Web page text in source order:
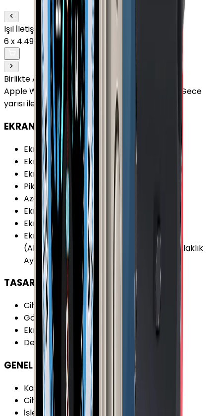
Işıl İletişim
6.3
6x 4.499,83 TL26.999 TL
Birlikte Al
En Çok Eşleştirilen
Apple Watch Series 9 Alüminyum 45mm GPS Gece
yarısı ile uyumludur.
EKRAN
Ekran: Var
Ekran Boyutu
1.9 inç
Ekran Çözünürlüğü
396x484 piksel
Piksel Yoğunluğu : 326 PPI
Azami Parlaklık : 2000 nit
Ekran Renk Sayısı:
Ekran Teknolojisi : LTPO OLED
Ekran Özellikleri :Dokunmatik Sürekli Açık
(Always-On) Ion-X Cam Kavisli Ekran Parlaklık
Ayarı Retina Ekran
TASARIM
Cihaz Kalınlığı (Kordonsuz)
10.7 mm
Gövde Ağırlık
38.7 g
Ekran Şekli : Kare
Değiştirilebilir Kordon
GENEL ÖZELLİKLER
Kamera
Yok
Cihaz İşletim Sistemi
watchOS
İşletim Sistemi Versiyonu
watchOS 10